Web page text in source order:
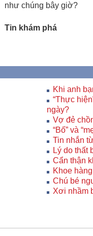
như chúng bây giờ?
Tin khám phá
Khi anh
“Thực
ngày?
Vợ đẻ
“Bố” và
Tin nhắn
Lý do thất
Cẩn thận
Khoe hàng
Chú bé
Xơi nhầm